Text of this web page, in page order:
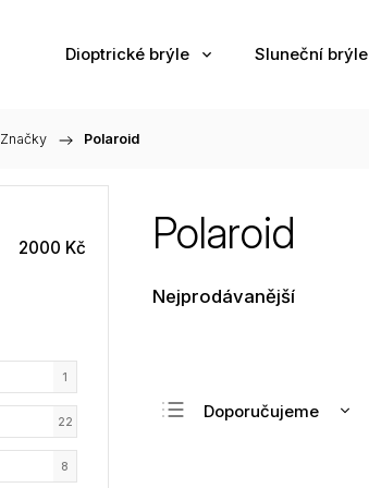
Dioptrické brýle Sluneční brýle
Značky / Polaroid
2000 Kč
1
22
8
Polaroid
Nejprodávanější
Doporučujeme